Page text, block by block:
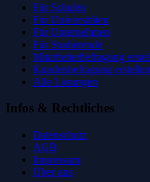
Für Schulen
Für Universitäten
Für Unternehmen
Für Studierende
Mitarbeiterbefragung
Kundenbefragung erstellen
Alle Lösungen
Infos & Rechtliches
Datenschutz
AGB
Impressum
Über uns